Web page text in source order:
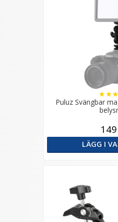
Puluz Svängbar
★★★
LÄGG I